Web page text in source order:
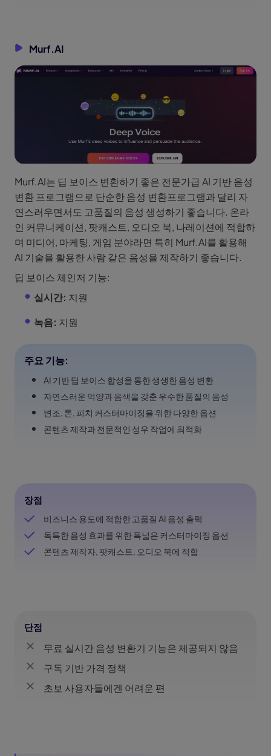
Murf.AI
Murf.AI는 딥 보이스 변환하기 좋은 전문가급 AI 기반 음성
변환 프로그램으로 단순한 음성 변환프로그램과 달리 자
연스러우면서도 고품질의 음성 생성하기 좋습니다. 온라
인 커뮤니케이션, 팟캐스트, 오디오 북, 나레이션에 적합하
며 미디어, 마케팅, 게임 분야라면 특히 Murf.AI를 활용해
AI 기술을 활용한 사람 같은 음성을 제작하기 좋습니다.
딥 보이스 체인저 기능:
실시간: 지원
녹음: 지원
주요 기능:
AI 기반 딥 보이스 합성을 통한 생생한 음성 변환
자연스러운 억양과 음색을 갖춘 우수한 품질의 음성
변조, 톤, 피치 커스터마이징을 위한 다양한 옵션
콘텐츠 제작과 전문적인 성우 작업에 최적화
장점
비즈니스 용도에 적합한 고품질 AI 음성 출력
독특한 음성 효과를 위한 폭넓은 커스터마이징 옵션
콘텐츠 제작자, 팟캐스트, 오디오 북에 적합
단점
무료 실시간 음성 변환기 기능은 제공되지 않음
구독 기반 가격 정책
초보 사용자들에겐 어려운 편